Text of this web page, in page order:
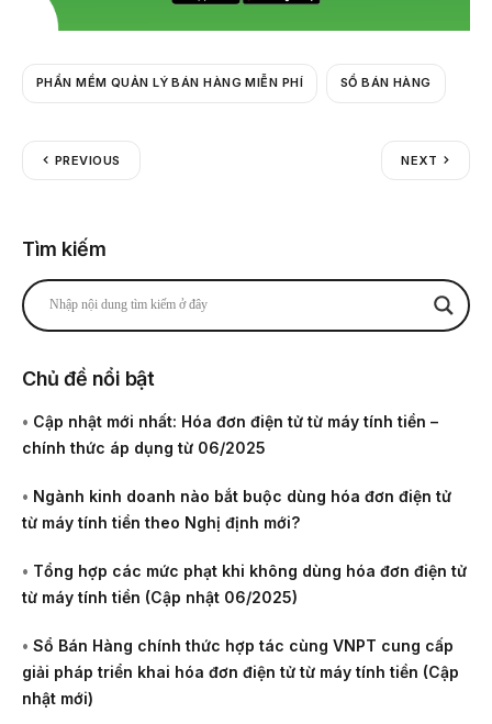
PHẦN MỀM QUẢN LÝ BÁN HÀNG MIỄN PHÍ SỔ BÁN HÀNG
PREVIOUS NEXT
Tìm kiếm
Chủ đề nổi bật
• Cập nhật mới nhất: Hóa đơn điện tử từ máy tính tiền –
chính thức áp dụng từ 06/2025
• Ngành kinh doanh nào bắt buộc dùng hóa đơn điện tử
từ máy tính tiền theo Nghị định mới?
• Tổng hợp các mức phạt khi không dùng hóa đơn điện tử
từ máy tính tiền (Cập nhật 06/2025)
• Sổ Bán Hàng chính thức hợp tác cùng VNPT cung cấp
giải pháp triển khai hóa đơn điện tử từ máy tính tiền (Cập
nhật mới)